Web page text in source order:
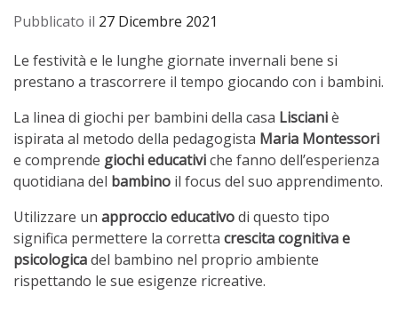
Pubblicato il 27 Dicembre 2021
Le festività e le lunghe giornate invernali bene si
prestano a trascorrere il tempo giocando con i bambini.
La linea di giochi per bambini della casa Liscianiè
ispirata al metodo della pedagogista Maria Montessori
e comprende giochi educativiche fanno dell’esperienza
quotidiana del bambino il focus del suo apprendimento.
Utilizzare un approccio educativodi questo tipo
significa permettere la corretta crescita cognitiva e
psicologicadel bambino nel proprio ambiente
rispettando le sue esigenze ricreative.